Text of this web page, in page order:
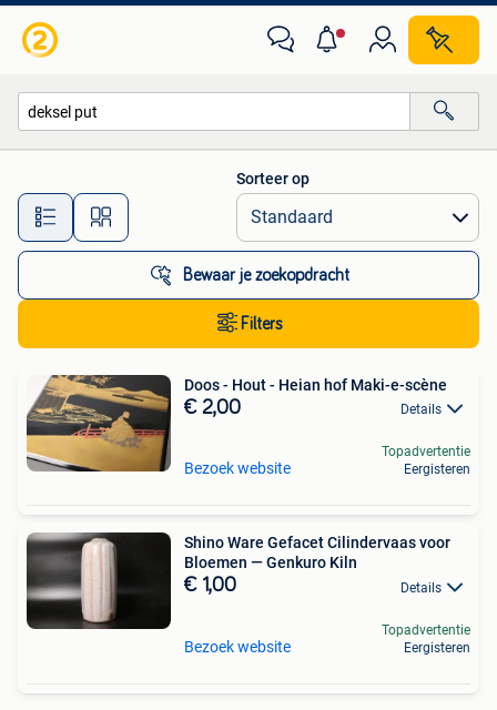
Alle afstanden…
Sorteer op
Bewaar je zoekopdracht
Filters
Doos - Hout - Heian hof Maki-e-scène
€ 2,00 Details
Bezoek website
Topadvertentie
Eergisteren
Shino Ware Gefacet Cilindervaas voor
Bloemen — Genkuro Kiln
€ 1,00 Details
Bezoek website
Topadvertentie
Eergisteren